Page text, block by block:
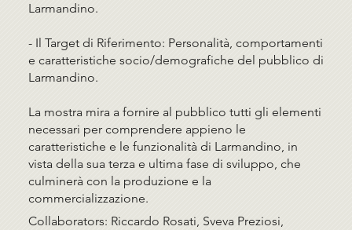
Larmandino.
- Il Target di Riferimento: Personalità, comportamenti
e caratteristiche socio/demografiche del pubblico di
Larmandino.
La mostra mira a fornire al pubblico tutti gli elementi
necessari per comprendere appieno le
caratteristiche e le funzionalità di Larmandino, in
vista della sua terza e ultima fase di sviluppo, che
culminerà con la produzione e la
commercializzazione.
Collaborators: Riccardo Rosati, Sveva Preziosi,